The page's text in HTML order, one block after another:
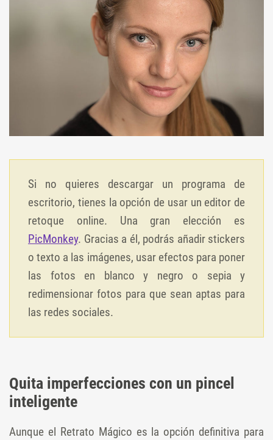
Si no quieres descargar un programa de
escritorio, tienes la opción de usar un editor de
retoque online. Una gran elección es
PicMonkey. Gracias a él, podrás añadir stickers
o texto a las imágenes, usar efectos para poner
las fotos en blanco y negro o sepia y
redimensionar fotos para que sean aptas para
las redes sociales.
Quita imperfecciones con un pincel
inteligente
Aunque el Retrato Mágico es la opción definitiva para